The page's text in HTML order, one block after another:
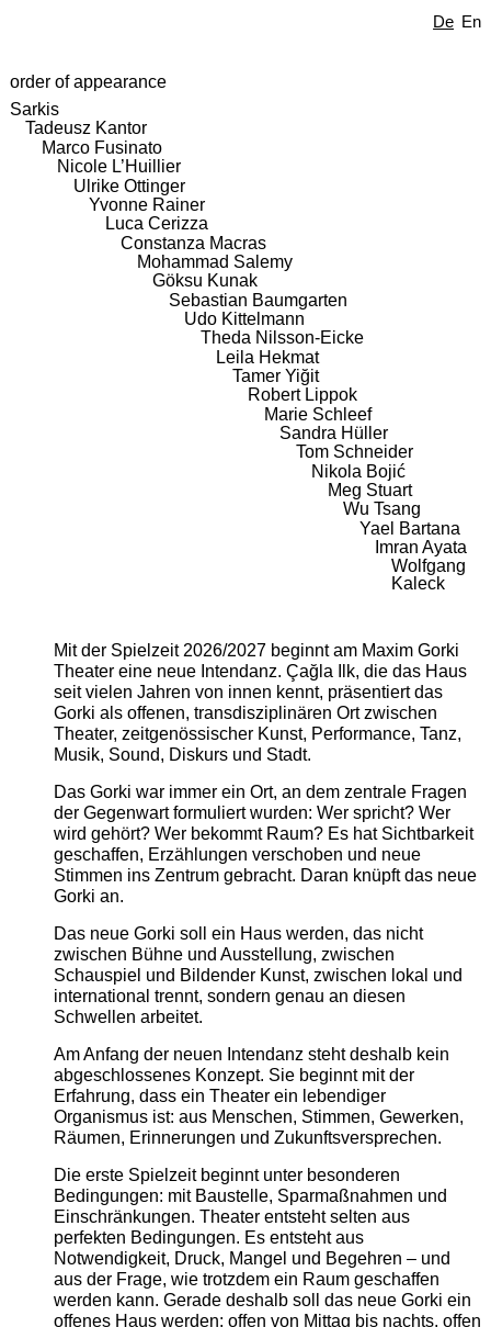
De En
order of appearance
Sarkis
Tadeusz Kantor
Marco Fusinato
Nicole L’Huillier
Ulrike Ottinger
Yvonne Rainer
Luca Cerizza
Constanza Macras
Mohammad Salemy
Göksu Kunak
Sebastian Baumgarten
Udo Kittelmann
Theda Nilsson-Eicke
Leila Hekmat
Tamer Yiğit
Robert Lippok
Marie Schleef
Sandra Hüller
Tom Schneider
Nikola Bojić
Meg Stuart
Wu Tsang
Yael Bartana
Imran Ayata
Wolfgang
Kaleck
Mit der Spielzeit 2026/2027 beginnt am Maxim Gorki
Theater eine neue Intendanz. Çağla Ilk, die das Haus
seit vielen Jahren von innen kennt, präsentiert das
Gorki als offenen, transdisziplinären Ort zwischen
Theater, zeitgenössischer Kunst, Performance, Tanz,
Musik, Sound, Diskurs und Stadt.
Das Gorki war immer ein Ort, an dem zentrale Fragen
der Gegenwart formuliert wurden: Wer spricht? Wer
wird gehört? Wer bekommt Raum? Es hat Sichtbarkeit
geschaffen, Erzählungen verschoben und neue
Stimmen ins Zentrum gebracht. Daran knüpft das neue
Gorki an.
Das neue Gorki soll ein Haus werden, das nicht
zwischen Bühne und Ausstellung, zwischen
Schauspiel und Bildender Kunst, zwischen lokal und
international trennt, sondern genau an diesen
Schwellen arbeitet.
Am Anfang der neuen Intendanz steht deshalb kein
abgeschlossenes Konzept. Sie beginnt mit der
Erfahrung, dass ein Theater ein lebendiger
Organismus ist: aus Menschen, Stimmen, Gewerken,
Räumen, Erinnerungen und Zukunftsversprechen.
Die erste Spielzeit beginnt unter besonderen
Bedingungen: mit Baustelle, Sparmaßnahmen und
Einschränkungen. Theater entsteht selten aus
perfekten Bedingungen. Es entsteht aus
Notwendigkeit, Druck, Mangel und Begehren – und
aus der Frage, wie trotzdem ein Raum geschaffen
werden kann. Gerade deshalb soll das neue Gorki ein
offenes Haus werden: offen von Mittag bis nachts, offen